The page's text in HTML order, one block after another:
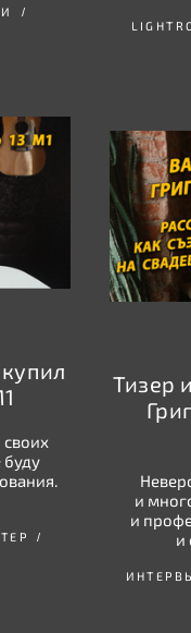
буду
Тизер
и
и
и